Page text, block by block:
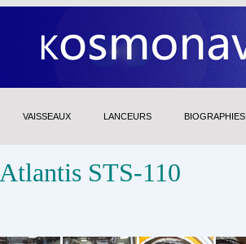
VAISSEAUX LANCEURS BIOGRAPHIES
Atlantis STS-110